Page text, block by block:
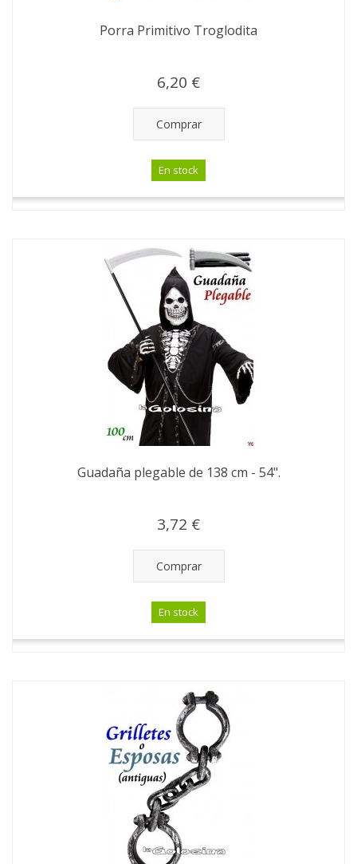
Porra Primitivo Troglodita
6,20 €
Comprar
En stock
Guadaña plegable de 138 cm - 54".
3,72 €
Comprar
En stock